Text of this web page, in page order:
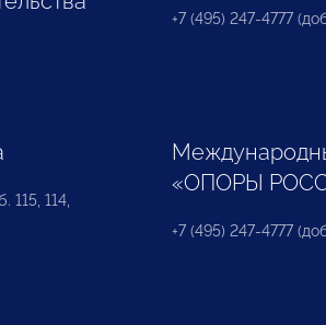
+7 (495) 247-4777
115, 114,
«ОПОРЫ
+7 (495) 247-4777